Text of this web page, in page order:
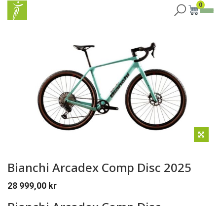
0
Bianchi Arcadex Comp Disc 2025
28 999,00 kr